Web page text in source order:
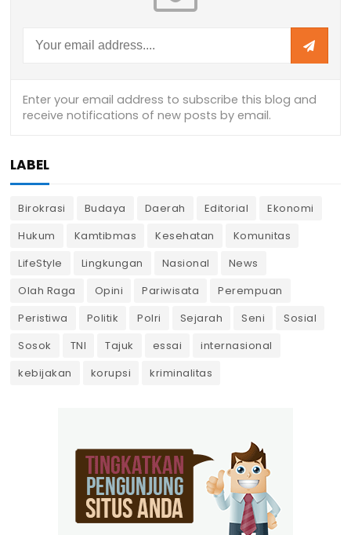
LABEL
Birokrasi Budaya Daerah Editorial
Ekonomi
Hukum
Kamtibmas Kesehatan
Komunitas
LifeStyle
Lingkungan Nasional
News
Olah Raga
Opini Pariwisata
Perempuan
Peristiwa
Politik Polri Sejarah Seni
Sosial
Sosok
TNI Tajuk essai
internasional
kebijakan
korupsi kriminalitas